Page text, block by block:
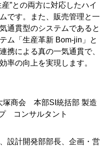
”との両方に対応したハイ
です。また、販売管理と一
通貫型のシステムであると
ム「生産革新 Bom-jin」と
携による真の一気通貫で、
率の向上を実現します。
塚商会 本部SI統括部 製造
コンサルタント
設計開発部部長、企画・営